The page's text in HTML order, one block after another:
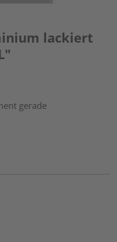
lackiert
gerade